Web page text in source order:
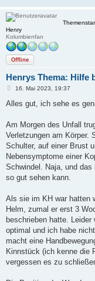
Henry
Kolumbienfan
Offline
Henrys Thema: Hilfe
B
i
a
16. Mai 2023, 19:37
Alles gut, ich sehe es
Am Morgen des Unfall
Verletzungen am Körper.
Schulter, auf einer Brust
Nebensymptome einer
Schwindel. Naja, und
so gut sehen kann.
Als sie im KH war hatten
Helm, zumal er erst 3
beschrieben hatte.
optimal und ich habe
macht eine
Kinnstück (ich kenne die
vergessen es zu